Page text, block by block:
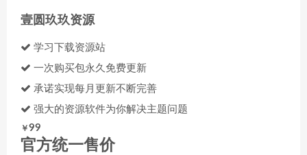
壹圆玖玖资源
学习下载资源站
一次购买包永久免费更新
承诺实现每月更新不断完善
强大的资源软件为你解决主题问题
￥99
官方统一售价